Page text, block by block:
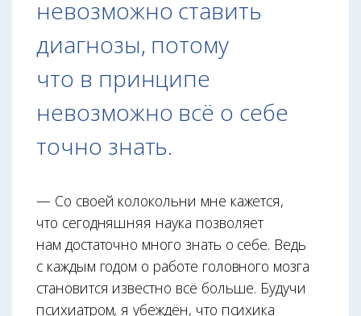
невозможно ставить
диагнозы, потому
что в принципе
невозможно всё о себе
точно знать.
— Со своей колокольни мне кажется,
что сегодняшняя наука позволяет
нам достаточно много знать о себе. Ведь
с каждым годом о работе головного мозга
становится известно всё больше. Будучи
психиатром, я убеждён, что психика